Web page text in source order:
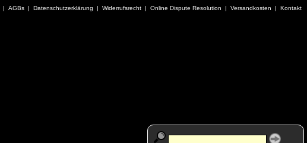
| AGBs | Datenschutzerklärung | Widerrufsrecht | Online Dispute Resolution | Versandkosten | Kontakt